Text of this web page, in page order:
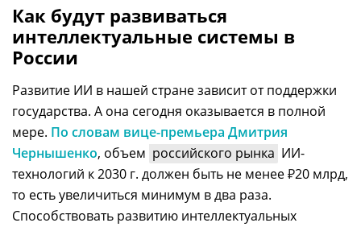
Как будут развиваться
интеллектуальные системы в
России
Развитие ИИ в нашей стране зависит от поддержки
государства. А она сегодня оказывается в полной
мере. По словам вице-премьера Дмитрия
Чернышенко, объем российского рынка ИИ-
технологий к 2030 г. должен быть не менее₽20 млрд,
то есть увеличиться минимум в два раза.
Способствовать развитию интеллектуальных